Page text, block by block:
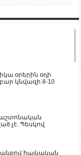
օրերին օդի
կնվազի 8-10
չէ. Պեսկով
հայկական